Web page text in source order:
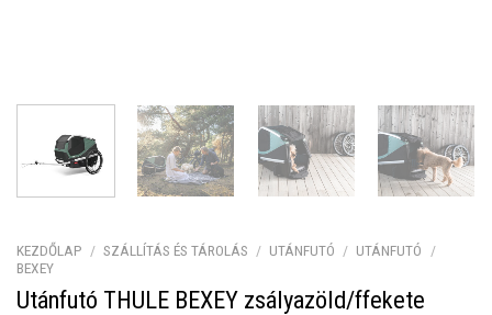
KEZDŐLAP / SZÁLLÍTÁS ÉS TÁROLÁS / UTÁNFUTÓ / UTÁNFUTÓ
/
BEXEY
Utánfutó THULE BEXEY zsályazöld/ffekete